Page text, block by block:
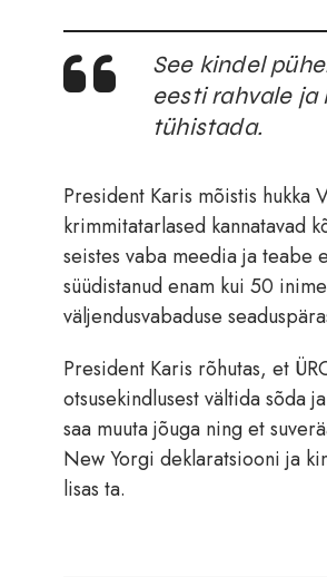
See kindel
eesti rahvale ja
tühistada.
President Karis mõistis hukka
krimmitatarlased kannatavad
seistes vaba meedia ja teabe
süüdistanud enam kui 50
väljendusvabaduse
President Karis rõhutas, et
otsusekindlusest vältida sõda
saa muuta jõuga ning et
New Yorgi deklaratsiooni ja
lisas ta.